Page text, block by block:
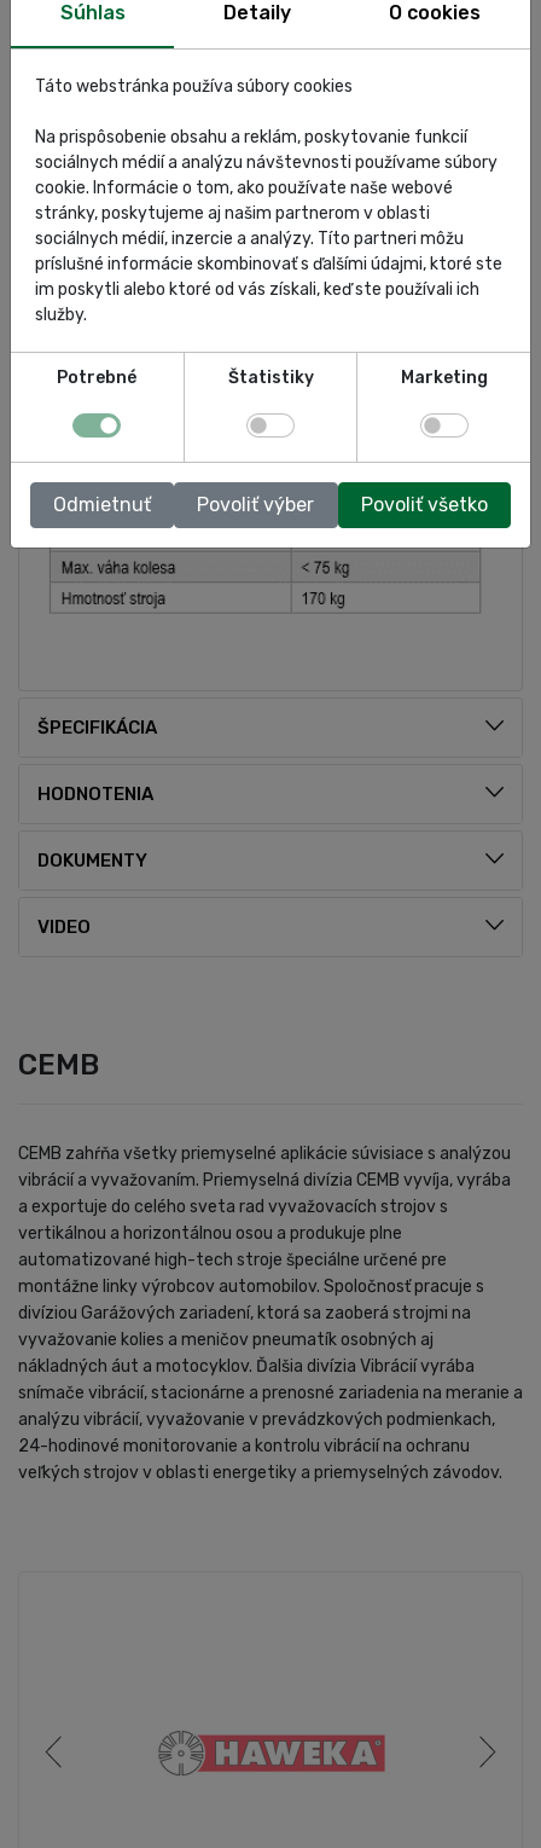
Meranie radiálneho hádzania
One Plane Balancing
meracích bodoch
štandardné príslušenstvo – súprava na upínanie kolesa
s plastovými ochranami, 4 ks kužele, kliešte na
závažia, kalibračné závažie
ŠPECIFIKÁCIA
HODNOTENIA
DOKUMENTY
VIDEO
CEMB
CEMB zahŕňa všetky priemyselné aplikácie súvisiace s analýzou
vibrácií a vyvažovaním. Priemyselná divízia CEMB vyvíja, vyrába
a exportuje do celého sveta rad vyvažovacích strojov s
vertikálnou a horizontálnou osou a produkuje plne
automatizované high-tech stroje špeciálne určené pre
montážne linky výrobcov automobilov. Spoločnosť pracuje s
divíziou Garážových zariadení, ktorá sa zaoberá strojmi na
vyvažovanie kolies a meničov pneumatík osobných aj
nákladných áut a motocyklov. Ďalšia divízia Vibrácií vyrába
snímače vibrácií, stacionárne a prenosné zariadenia na meranie a
analýzu vibrácií, vyvažovanie v prevádzkových podmienkach,
24-hodinové monitorovanie a kontrolu vibrácií na ochranu
veľkých strojov v oblasti energetiky a priemyselných závodov.
Súhlas Detaily O cookies
Táto webstránka používa súbory cookies
Na prispôsobenie obsahu a reklám, poskytovanie funkcií
sociálnych médií a analýzu návštevnosti používame súbory
cookie. Informácie o tom, ako používate naše webové
stránky, poskytujeme aj našim partnerom v oblasti
sociálnych médií, inzercie a analýzy. Títo partneri môžu
príslušné informácie skombinovať s ďalšími údajmi, ktoré ste
im poskytli alebo ktoré od vás získali, keď ste používali ich
služby.
Potrebné Štatistiky Marketing
Odmietnuť Povoliť výber Povoliť všetko